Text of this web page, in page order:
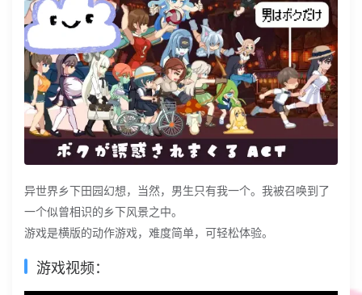
异世界乡下田园幻想，当然，男生只有我一个。我被召唤到了
一个似曾相识的乡下风景之中。
游戏是横版的动作游戏，难度简单，可轻松体验。
游戏视频：